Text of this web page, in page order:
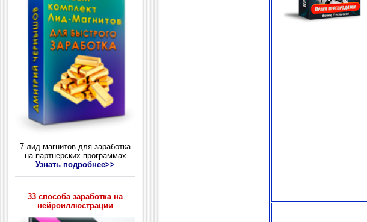
7 лид-магнитов для заработка
на партнерских программах
Узнать подробнее>>
33 способа заработка на
нейроиллюстрации